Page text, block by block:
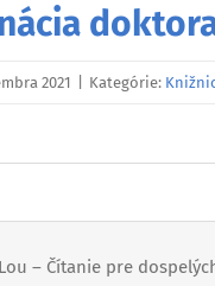
2021 Kategórie:
– Čítanie pre